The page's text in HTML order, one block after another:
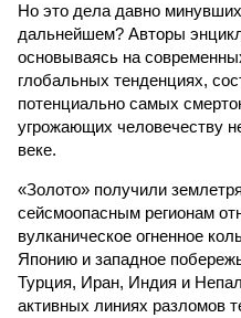
Но это дела давно
дальнейшем? Авторы
основываясь на
глобальных тенденциях,
потенциально самых
угрожающих человечеству
веке.
«Золото» получили
сейсмоопасным регионам
вулканическое огненное
Японию и западное
Турция, Иран, Индия и
активных линиях разломов